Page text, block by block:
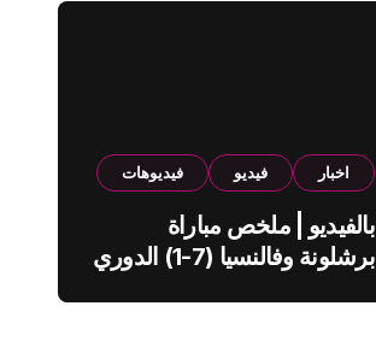
اخبار فيديو فيديوهات
بالفيديو | ملخص مباراة
برشلونة وفالنسيا (7-1) الدوري